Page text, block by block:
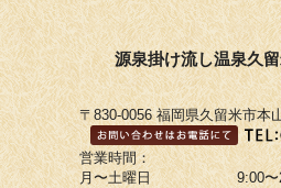
源泉掛け流し温泉久
〒830-0056 福岡県久留米市本
営業時間：
月〜土曜日 9:00〜